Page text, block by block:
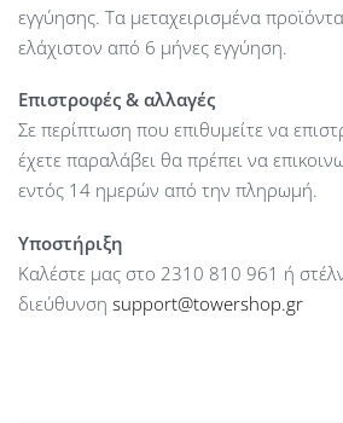
εγγύησης. Τα μεταχειρισμένα
ελάχιστον από 6 μήνες εγγύηση.
Επιστροφές & αλλαγές
Σε περίπτωση που επιθυμείτε να
έχετε παραλάβει θα πρέπει να
εντός 14 ημερών από την πληρωμή.
Υποστήριξη
Καλέστε μας στο 2310 810 961 ή
διεύθυνση support@towershop.gr